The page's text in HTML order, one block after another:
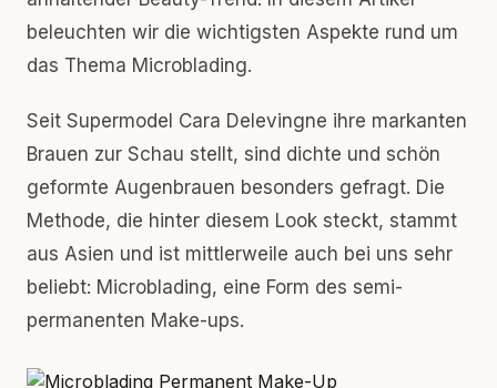
beleuchten wir die wichtigsten Aspekte rund um
das Thema Microblading.
Seit Supermodel Cara Delevingne ihre markanten
Brauen zur Schau stellt, sind dichte und schön
geformte Augenbrauen besonders gefragt. Die
Methode, die hinter diesem Look steckt, stammt
aus Asien und ist mittlerweile auch bei uns sehr
beliebt: Microblading, eine Form des semi-
permanenten Make-ups.